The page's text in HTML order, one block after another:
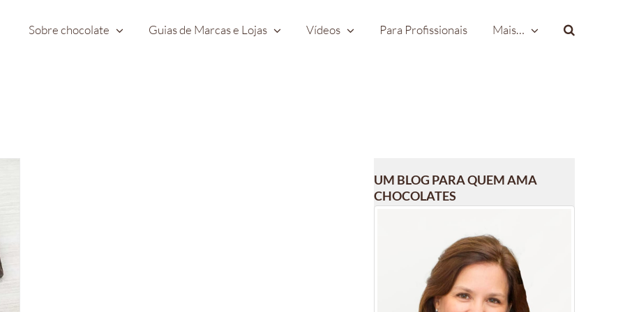
Sobre chocolate Guias de Marcas e Lojas Vídeos Para Profissionais Mais…
UM BLOG PARA QUEM AMA
CHOCOLATES